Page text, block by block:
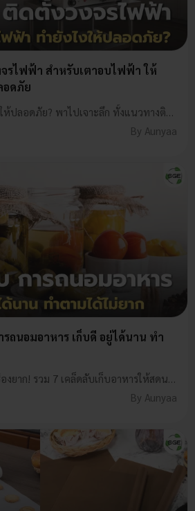
รไฟฟ้า สำหรับเตาอบไฟฟ้า ให้
อดภัย
By Aunyaa
ถนอมอาหาร เก็บดี อยู่ได้นาน ทำ
By Aunyaa